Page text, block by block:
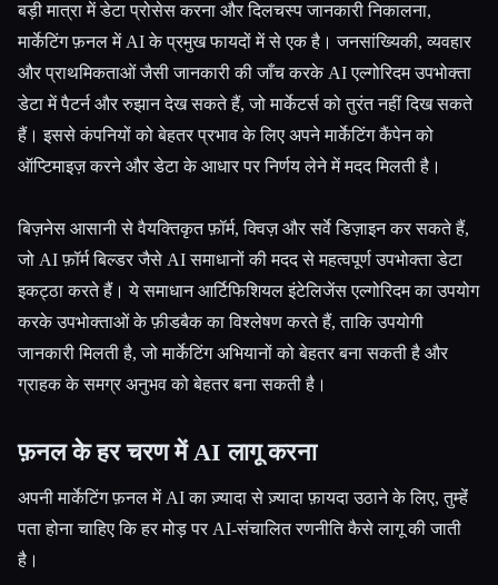
बड़ी मात्रा में डेटा प्रोसेस करना और दिलचस्प जानकारी निकालना,
मार्केटिंग फ़नल में AI के प्रमुख फायदों में से एक है। जनसांख्यिकी, व्यवहार
और प्राथमिकताओं जैसी जानकारी की जाँच करके AI एल्गोरिदम उपभोक्ता
डेटा में पैटर्न और रुझान देख सकते हैं, जो मार्केटर्स को तुरंत नहीं दिख सकते
हैं। इससे कंपनियों को बेहतर प्रभाव के लिए अपने मार्केटिंग कैंपेन को
ऑप्टिमाइज़ करने और डेटा के आधार पर निर्णय लेने में मदद मिलती है।
बिज़नेस आसानी से वैयक्तिकृत फ़ॉर्म, क्विज़ और सर्वे डिज़ाइन कर सकते हैं,
जो AI फ़ॉर्म बिल्डर जैसे AI समाधानों की मदद से महत्वपूर्ण उपभोक्ता डेटा
इकट्ठा करते हैं। ये समाधान आर्टिफिशियल इंटेलिजेंस एल्गोरिदम का उपयोग
करके उपभोक्ताओं के फ़ीडबैक का विश्लेषण करते हैं, ताकि उपयोगी
जानकारी मिलती है, जो मार्केटिंग अभियानों को बेहतर बना सकती है और
ग्राहक के समग्र अनुभव को बेहतर बना सकती है।
फ़नल के हर चरण में AI लागू करना
अपनी मार्केटिंग फ़नल में AI का ज़्यादा से ज़्यादा फ़ायदा उठाने के लिए, तुम्हेंं
पता होना चाहिए कि हर मोड़ पर AI-संचालित रणनीति कैसे लागू की जाती
है।